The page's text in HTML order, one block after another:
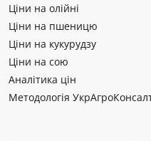
Ціни на олійні
Ціни на пшеницю
Ціни на кукурудзу
Ціни на сою
Аналітика цін
Методологія